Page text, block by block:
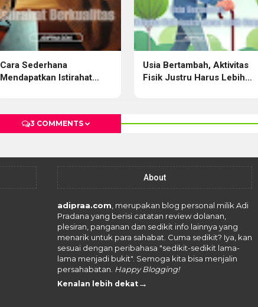
Cara Sederhana
Mendapatkan Istirahat
Usia Bertambah, Aktivitas
Fisik Justru Harus Lebih
3 COMMENTS
About
adipraa.com , merupakan blog personal milik Adi
Pradana yang berisi catatan review dolanan,
plesiran, panganan dan sedikit info lainnya yang
menarik untuk para sahabat. Cuma sedikit? Iya, kan
sesuai dengan peribahasa "sedikit-sedikit lama-
lama menjadi bukit". Semoga kita bisa menjalin
persahabatan. Happy Blogging!
Kenalan lebih dekat→